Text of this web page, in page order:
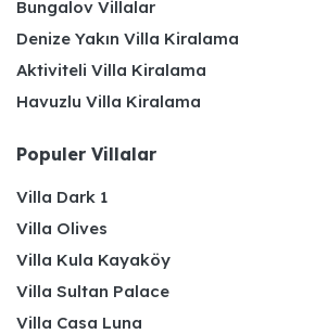
Bungalov Villalar
Denize Yakın Villa Kiralama
Aktiviteli Villa Kiralama
Havuzlu Villa Kiralama
Populer Villalar
Villa Dark 1
Villa Olives
Villa Kula Kayaköy
Villa Sultan Palace
Villa Casa Luna